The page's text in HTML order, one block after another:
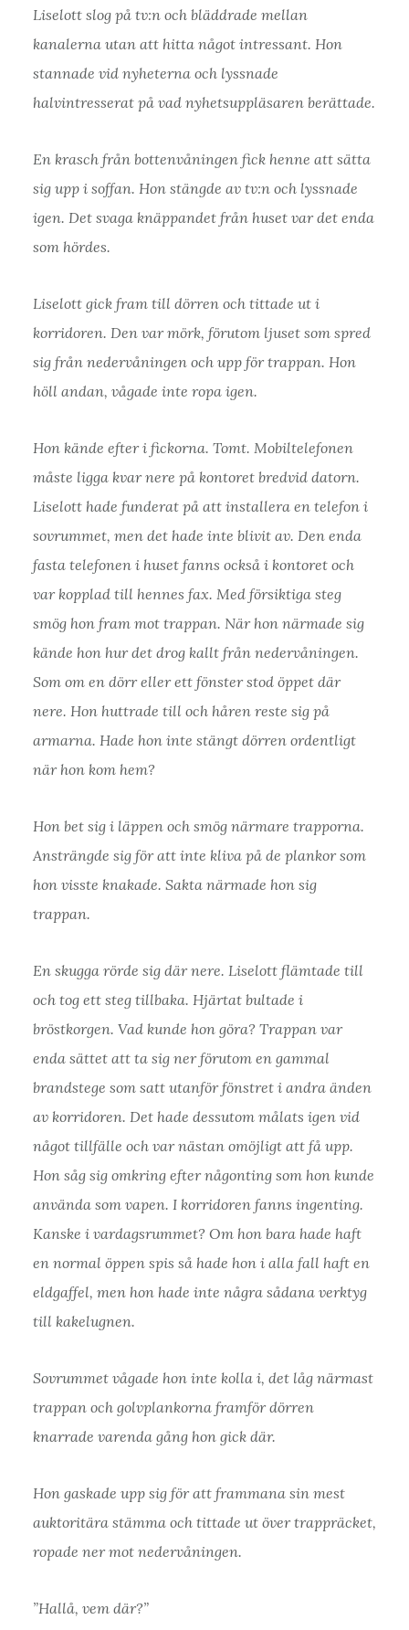
Liselott slog på tv:n och bläddrade mellan
kanalerna utan att hitta något intressant. Hon
stannade vid nyheterna och lyssnade
halvintresserat på vad nyhetsuppläsaren berättade.
En krasch från bottenvåningen fick henne att sätta
sig upp i soffan. Hon stängde av tv:n och lyssnade
igen. Det svaga knäppandet från huset var det enda
som hördes.
Liselott gick fram till dörren och tittade ut i
korridoren. Den var mörk, förutom ljuset som spred
sig från nedervåningen och upp för trappan. Hon
höll andan, vågade inte ropa igen.
Hon kände efter i fickorna. Tomt. Mobiltelefonen
måste ligga kvar nere på kontoret bredvid datorn.
Liselott hade funderat på att installera en telefon i
sovrummet, men det hade inte blivit av. Den enda
fasta telefonen i huset fanns också i kontoret och
var kopplad till hennes fax. Med försiktiga steg
smög hon fram mot trappan. När hon närmade sig
kände hon hur det drog kallt från nedervåningen.
Som om en dörr eller ett fönster stod öppet där
nere. Hon huttrade till och håren reste sig på
armarna. Hade hon inte stängt dörren ordentligt
när hon kom hem?
Hon bet sig i läppen och smög närmare trapporna.
Ansträngde sig för att inte kliva på de plankor som
hon visste knakade. Sakta närmade hon sig
trappan.
En skugga rörde sig där nere. Liselott flämtade till
och tog ett steg tillbaka. Hjärtat bultade i
bröstkorgen. Vad kunde hon göra? Trappan var
enda sättet att ta sig ner förutom en gammal
brandstege som satt utanför fönstret i andra änden
av korridoren. Det hade dessutom målats igen vid
något tillfälle och var nästan omöjligt att få upp.
Hon såg sig omkring efter någonting som hon kunde
använda som vapen. I korridoren fanns ingenting.
Kanske i vardagsrummet? Om hon bara hade haft
en normal öppen spis så hade hon i alla fall haft en
eldgaffel, men hon hade inte några sådana verktyg
till kakelugnen.
Sovrummet vågade hon inte kolla i, det låg närmast
trappan och golvplankorna framför dörren
knarrade varenda gång hon gick där.
Hon gaskade upp sig för att frammana sin mest
auktoritära stämma och tittade ut över trappräcket,
ropade ner mot nedervåningen.
”Hallå, vem där?”